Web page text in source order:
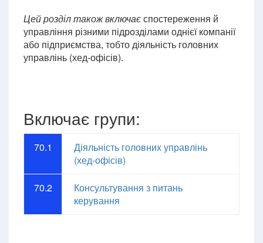
Цей розділ також включаєспостереження й
управління різними підрозділами однієї компанії
або підприємства, тобто діяльність головних
управлінь (хед-офісів).
Включає групи:
70.1
Діяльність головних управлінь
(хед-офісів)
70.2
Консультування з питань
керування